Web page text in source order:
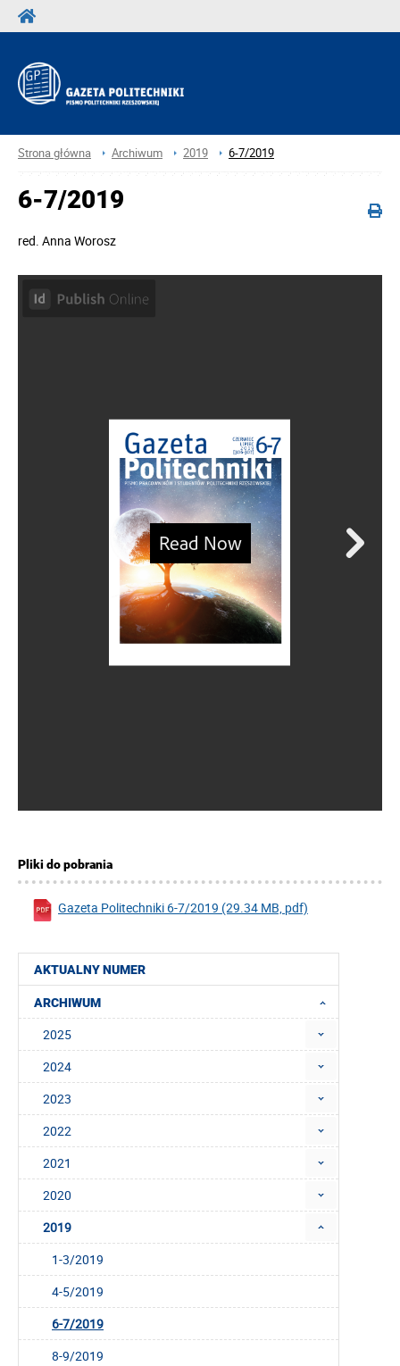
Strona główna Archiwum 2019 6-7/2019
AKTUALNY NUMER
ARCHIWUM
2025
2024
2023
2022
2021
2020
2019
1-3/2019
4-5/2019
6-7/2019
8-9/2019
6-7/2019
red. Anna Worosz
Pliki do pobrania
Gazeta Politechniki 6-7/2019 (29.34 MB, pdf)